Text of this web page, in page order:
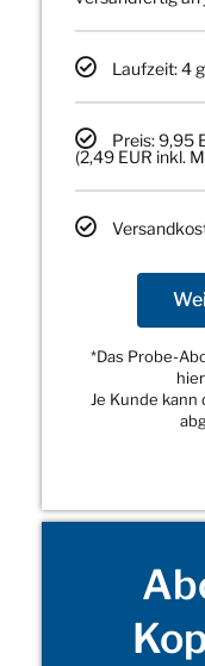
Laufzeit: 4
Preis: 9,95
(2,49 EUR inkl.
*Das Probe-
Je Kunde